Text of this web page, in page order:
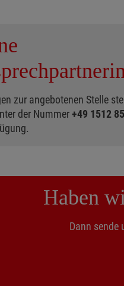
zur angebotenen Stelle
der Nummer+49 1512
Haben
Dann sende